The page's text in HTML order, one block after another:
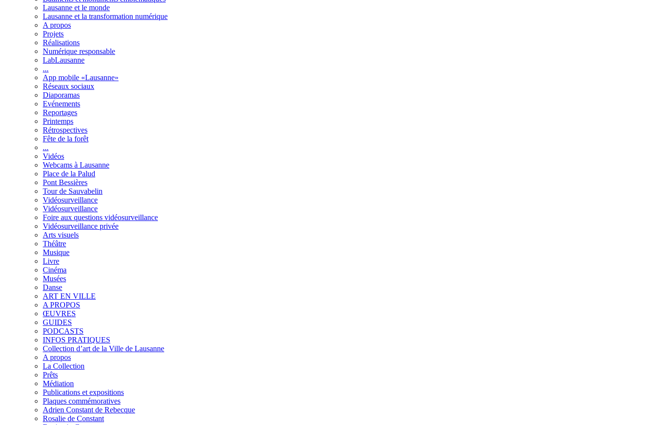
Lausanne et le monde
Lausanne et la transformation numérique
A propos
Projets
Réalisations
Numérique responsable
LabLausanne
...
App mobile «Lausanne»
Réseaux sociaux
Diaporamas
Evénements
Reportages
Printemps
Rétrospectives
Fête de la forêt
...
Vidéos
Webcams à Lausanne
Place de la Palud
Pont Bessières
Tour de Sauvabelin
Vidéosurveillance
Vidéosurveillance
Foire aux questions vidéosurveillance
Vidéosurveillance privée
Arts visuels
Théâtre
Musique
Livre
Cinéma
Musées
Danse
ART EN VILLE
A PROPOS
ŒUVRES
GUIDES
PODCASTS
INFOS PRATIQUES
Collection d’art de la Ville de Lausanne
A propos
La Collection
Prêts
Médiation
Publications et expositions
Plaques commémoratives
Adrien Constant de Rebecque
Rosalie de Constant